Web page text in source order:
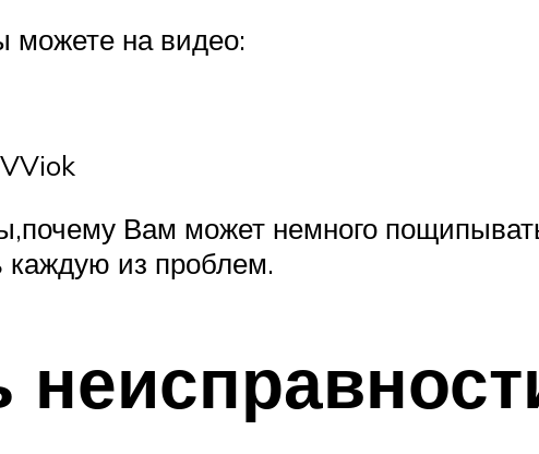
можете на видео:
Вам может немного
каждую из проблем.